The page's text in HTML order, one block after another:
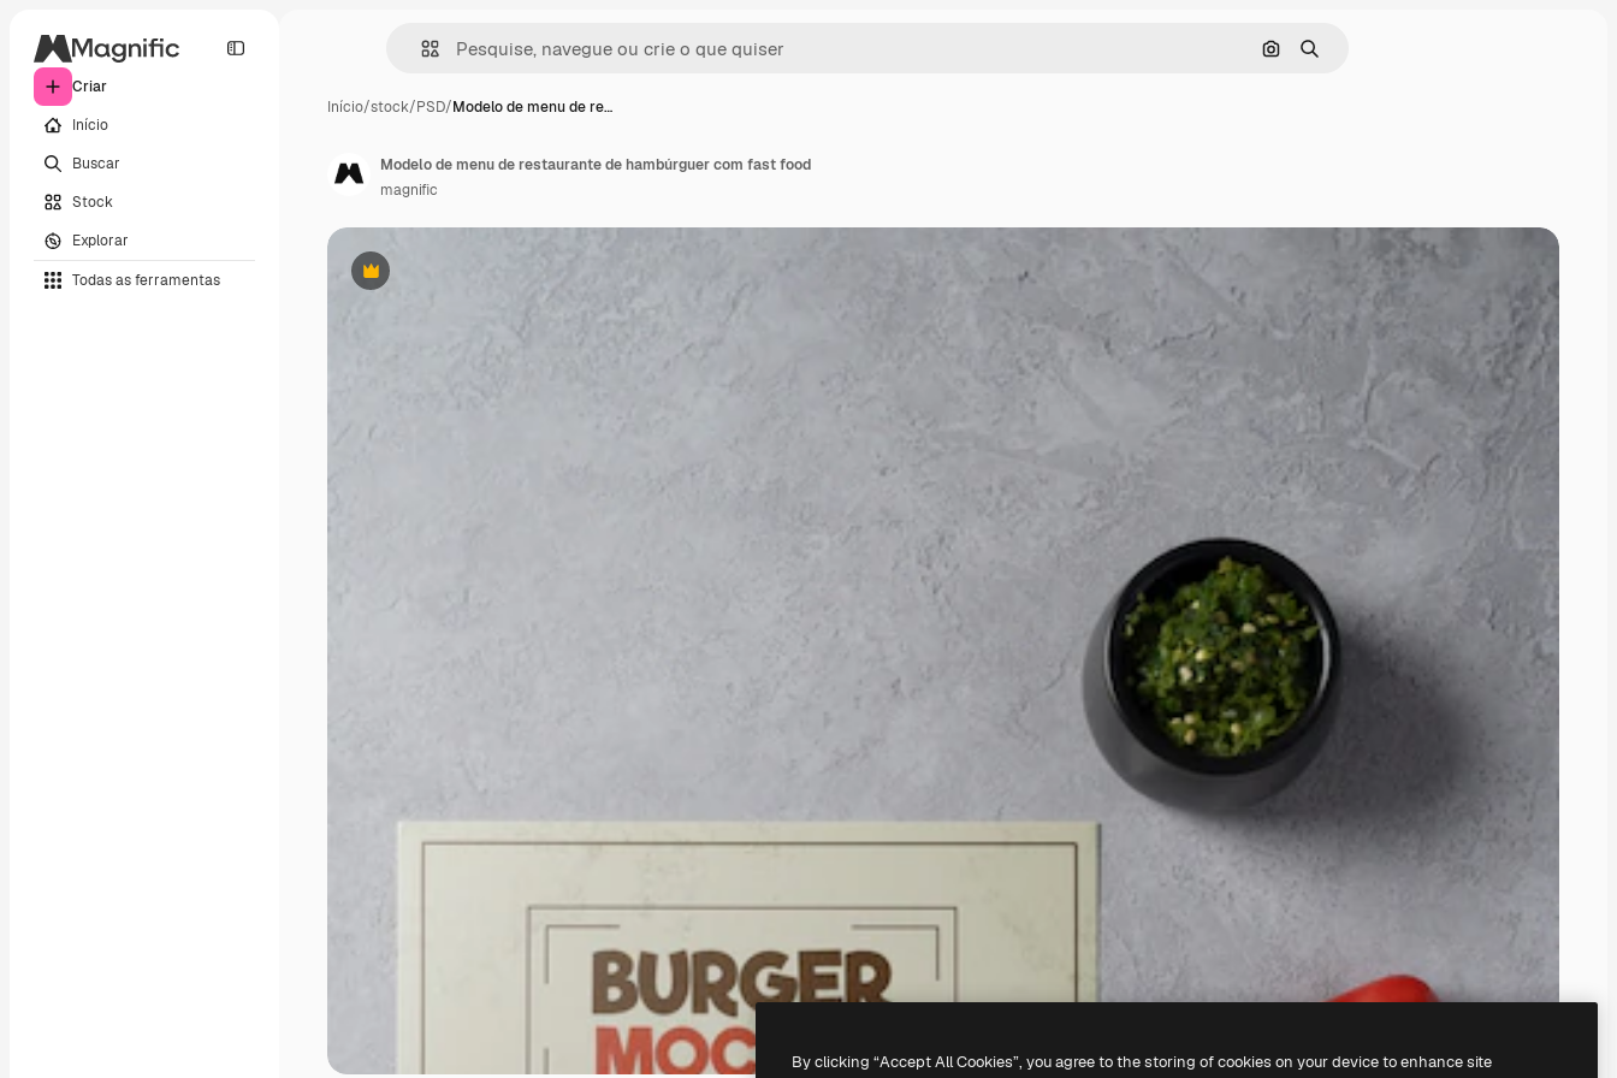
Criar
Início
Buscar
Stock
Explorar
Todas as ferramentas
Pesquisar por imagem
Buscar
Início/stock/PSD/Modelo de menu de re…
Premium
Modelo de menu de restaurante de hambúrguer com fast food
magnific
By clicking “Accept All Cookies”, you agree to the storing of cookies on your device to enhance site